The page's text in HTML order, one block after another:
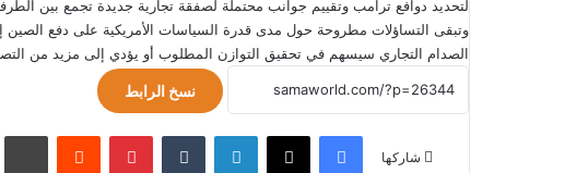
لتحديد دوافع ترامب وتقييم جوانب محتملة لصفقة تجارية جديدة تجمع بين
وتبقى التساؤلات مطروحة حول مدى قدرة السياسات الأمريكية على دفع الصين
الصدام التجاري سيسهم في تحقيق التوازن المطلوب أو يؤدي إلى مزيد من
نسخ الرابط
شاركها
فيسبوك ‫X لينكدإن بينتيريست